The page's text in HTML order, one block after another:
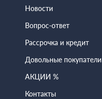
Новости
Вопрос-ответ
Рассрочка и кредит
Довольные покупатели
АКЦИИ %
Контакты